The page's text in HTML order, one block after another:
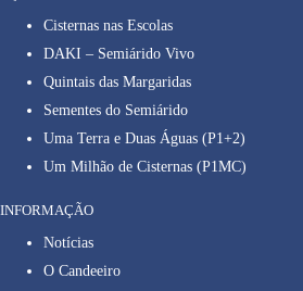
Cisternas nas Escolas
DAKI – Semiárido Vivo
Quintais das Margaridas
Sementes do Semiárido
Uma Terra e Duas Águas (P1+2)
Um Milhão de Cisternas (P1MC)
INFORMAÇÃO
Notícias
O Candeeiro